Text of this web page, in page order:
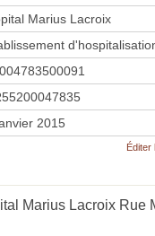
Marius Lacroix
2015
Éditer
Marius Lacroix Rue